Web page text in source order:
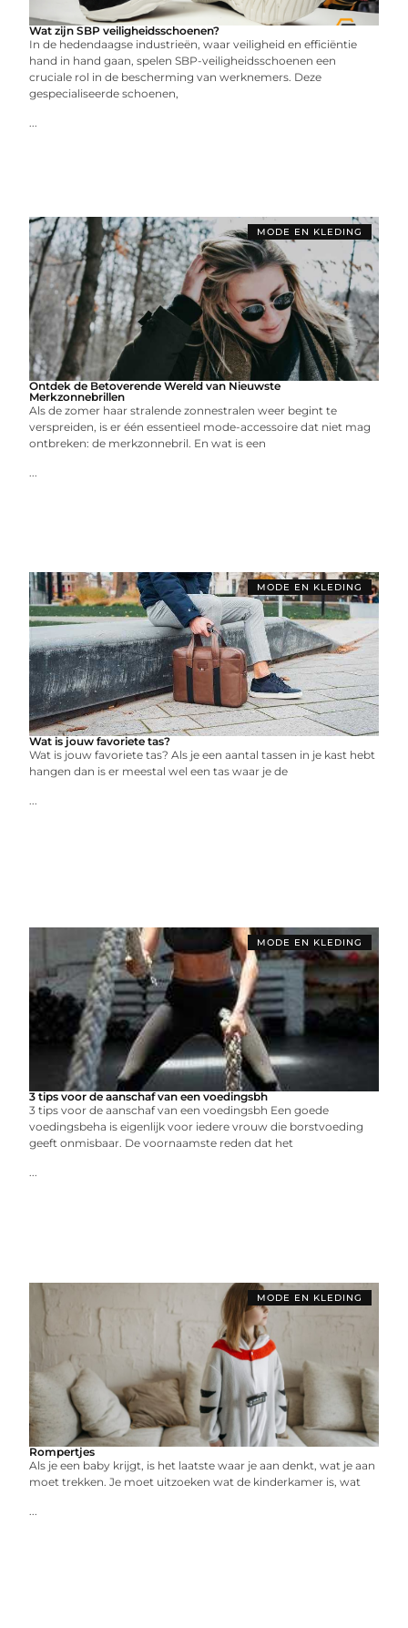
Wat zijn SBP veiligheidsschoenen?
In de hedendaagse industrieën, waar veiligheid en efficiëntie
hand in hand gaan, spelen SBP-veiligheidsschoenen een
cruciale rol in de bescherming van werknemers. Deze
gespecialiseerde schoenen,
...
MODE EN KLEDING
Ontdek de Betoverende Wereld van Nieuwste
Merkzonnebrillen
Als de zomer haar stralende zonnestralen weer begint te
verspreiden, is er één essentieel mode-accessoire dat niet mag
ontbreken: de merkzonnebril. En wat is een
...
MODE EN KLEDING
Wat is jouw favoriete tas?
Wat is jouw favoriete tas? Als je een aantal tassen in je kast hebt
hangen dan is er meestal wel een tas waar je de
...
MODE EN KLEDING
3 tips voor de aanschaf van een voedingsbh
3 tips voor de aanschaf van een voedingsbh Een goede
voedingsbeha is eigenlijk voor iedere vrouw die borstvoeding
geeft onmisbaar. De voornaamste reden dat het
...
MODE EN KLEDING
Rompertjes
Als je een baby krijgt, is het laatste waar je aan denkt, wat je aan
moet trekken. Je moet uitzoeken wat de kinderkamer is, wat
...